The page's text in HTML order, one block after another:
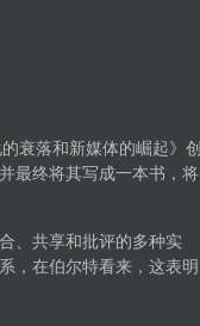
衰落和新媒体的崛起》创
最终将其写成一本书，将
、共享和批评的多种实
，在伯尔特看来，这表明